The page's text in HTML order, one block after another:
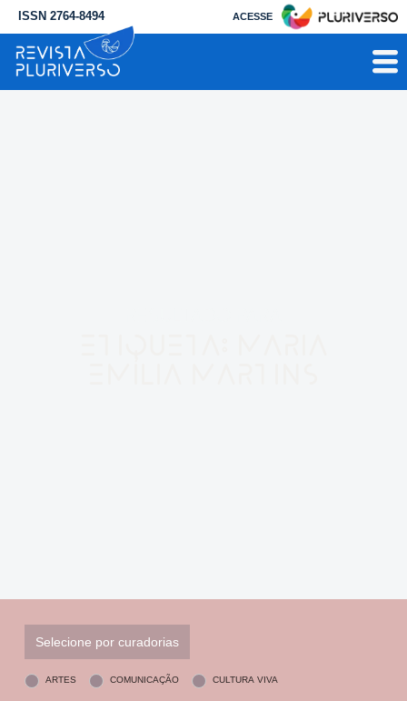
ISSN 2764-8494 ACESSE
Selecione por curadorias
ARTES COMUNICAÇÃO CULTURA VIVA